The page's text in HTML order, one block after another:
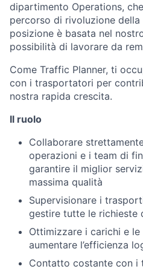
dipartimento Operations,
percorso di rivoluzione
posizione è basata nel
possibilità di lavorare da
Come Traffic Planner, ti
con i trasportatori per
nostra rapida crescita.
Il ruolo
Collaborare
operazioni e i team di
garantire il miglior
massima qualità
Supervisionare i
gestire tutte le richieste
Ottimizzare i carichi e
aumentare l’efficienza
Contatto costante con